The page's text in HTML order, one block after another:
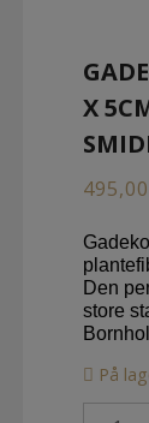
X
495,00
Den
store
På